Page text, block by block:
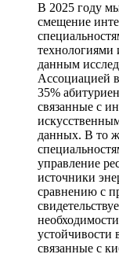
В 2025 году
смещение
данным
Ассоциацией
35%
связанные с
данных. В то
управление
источники
сравнению с
устойчивости
связанные с